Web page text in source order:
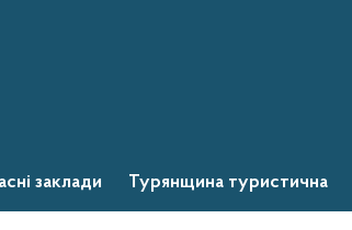
заклади Турянщина туристична